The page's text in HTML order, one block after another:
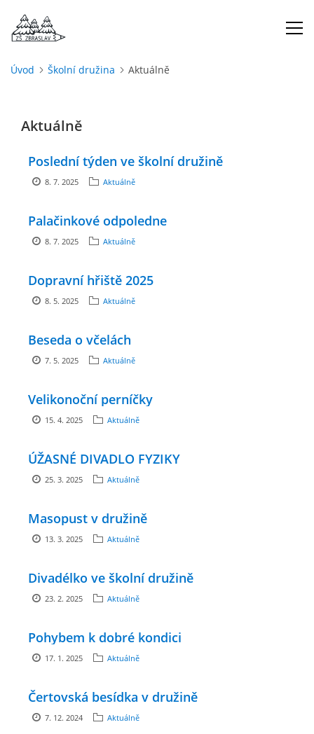
O NÁS
ŠKOLNÍ ROK
DOKUMENTY
PROJEKTY
ENVIRONMENTÁLNÍ VÝCHOVA
ŠKOLNÍ DRUŽINA
ARCHIV
NAŠE ÚSPĚCHY
GDPR
JAK MOTIVOVAT DÍTĚ KE ČTENÍ
Úvod Školní družina Aktuálně
Aktuálně
Poslední týden ve školní družině
8. 7. 2025 Aktuálně
Palačinkové odpoledne
8. 7. 2025 Aktuálně
Dopravní hřiště 2025
8. 5. 2025 Aktuálně
Beseda o včelách
7. 5. 2025 Aktuálně
Velikonoční perníčky
15. 4. 2025 Aktuálně
ÚŽASNÉ DIVADLO FYZIKY
25. 3. 2025 Aktuálně
Masopust v družině
13. 3. 2025 Aktuálně
Divadélko ve školní družině
23. 2. 2025 Aktuálně
Pohybem k dobré kondici
17. 1. 2025 Aktuálně
Čertovská besídka v družině
7. 12. 2024 Aktuálně